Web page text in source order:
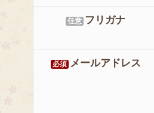
任意 フリガナ
必須 メールアドレス